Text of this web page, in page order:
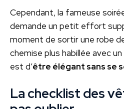
Cependant, la fameuse
demande un petit effort
moment de sortir une robe
chemise plus habillée avec
est d’être élégant sans se
La checklist des